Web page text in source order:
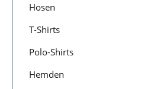
Hosen
T-Shirts
Polo-Shirts
Hemden